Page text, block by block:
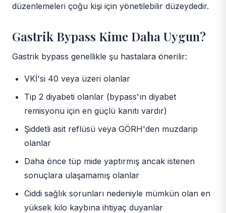
düzenlemeleri çoğu kişi için yönetilebilir düzeydedir.
Gastrik Bypass Kime Daha Uygun?
Gastrik bypass genellikle şu hastalara önerilir:
VKİ'si 40 veya üzeri olanlar
Tip 2 diyabeti olanlar (bypass'ın diyabet
remisyonu için en güçlü kanıtı vardır)
Şiddetli asit reflüsü veya GÖRH'den muzdarip
olanlar
Daha önce tüp mide yaptırmış ancak istenen
sonuçlara ulaşamamış olanlar
Ciddi sağlık sorunları nedeniyle mümkün olan en
yüksek kilo kaybına ihtiyaç duyanlar